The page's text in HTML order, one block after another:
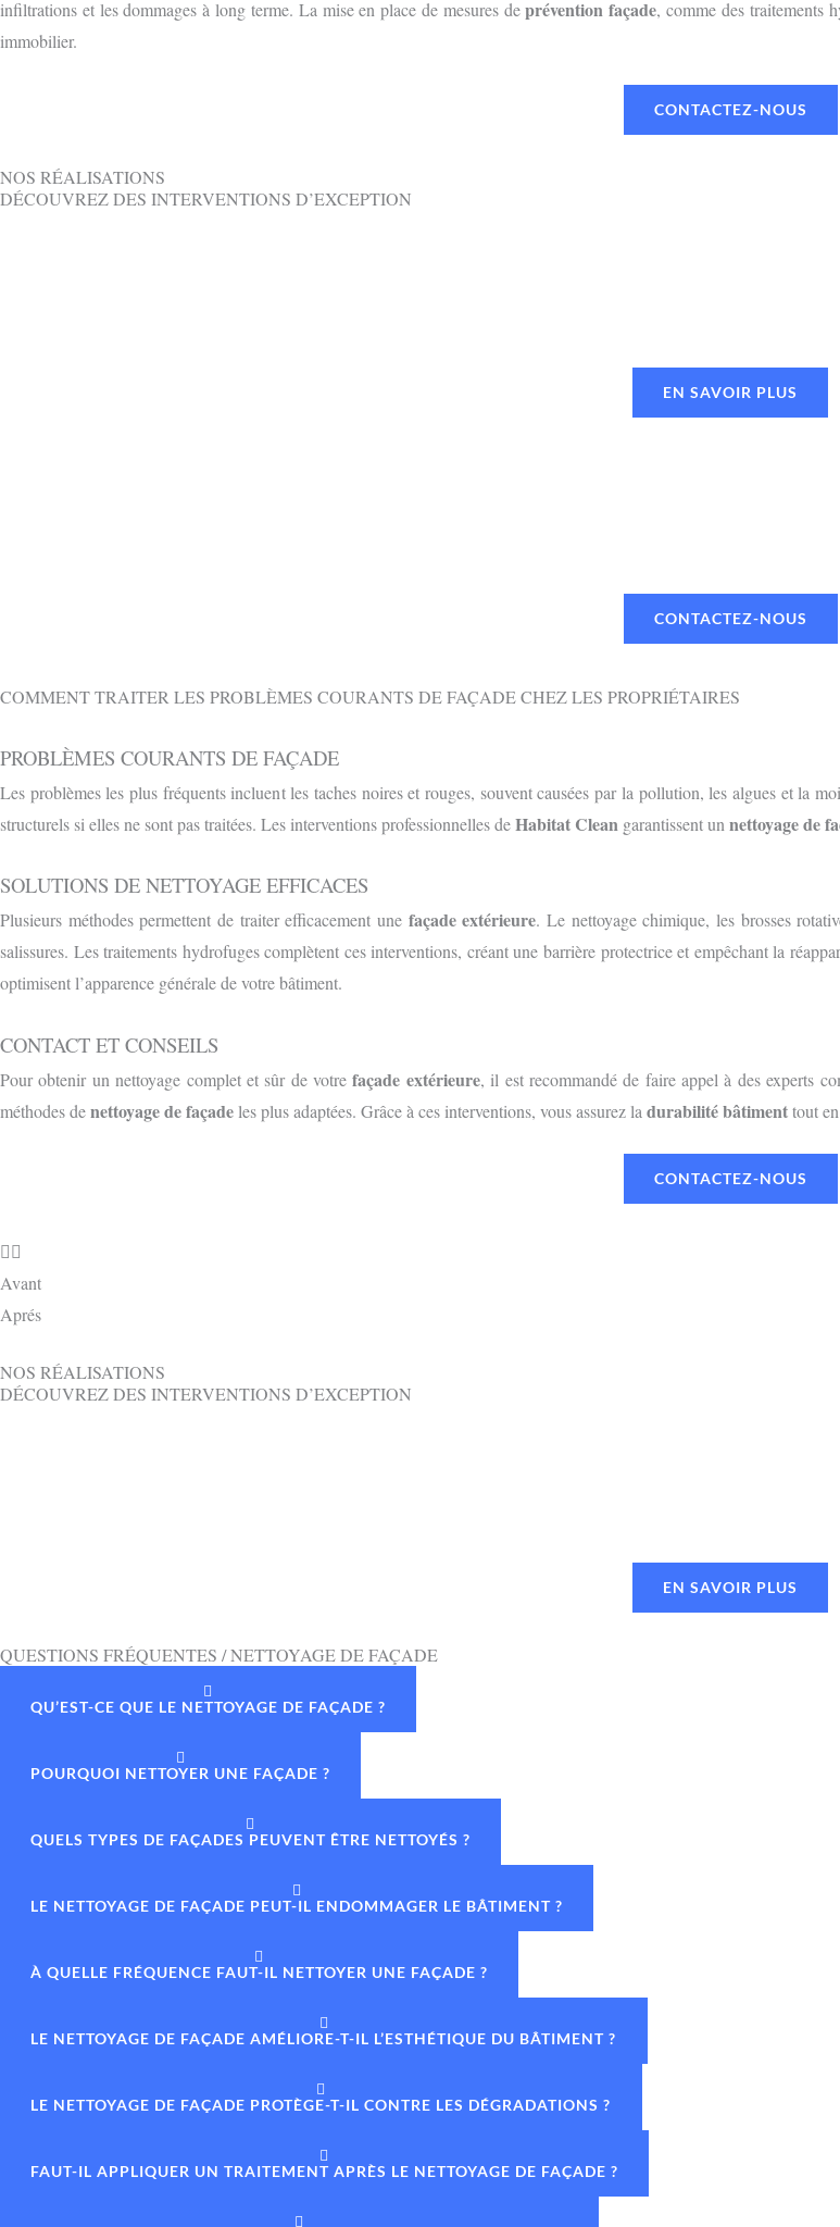
infiltrations et les dommages à long terme. La mise en place de mesures deprévention façade, comme des traitements
immobilier.
CONTACTEZ-NOUS
NOS RÉALISATIONS
DÉCOUVREZ DES INTERVENTIONS D’EXCEPTION
EN SAVOIR PLUS
CONTACTEZ-NOUS
COMMENT TRAITER LES PROBLÈMES COURANTS DE FAÇADE CHEZ LES PROPRIÉTAIRES
PROBLÈMES COURANTS DE FAÇADE
Les problèmes les plus fréquents incluent les taches noires et rouges, souvent causées par la pollution, les algues et la
structurels si elles ne sont pas traitées. Les interventions professionnelles deHabitat Clean garantissent un nettoyage de
SOLUTIONS DE NETTOYAGE EFFICACES
Plusieurs méthodes permettent de traiter efficacement une façade extérieure. Le nettoyage chimique, les brosses
salissures. Les traitements hydrofuges complètent ces interventions, créant une barrière protectrice et empêchant la
optimisent l’apparence générale de votre bâtiment.
CONTACT ET CONSEILS
Pour obtenir un nettoyage complet et sûr de votrefaçade extérieure, il est recommandé de faire appel à des experts
méthodes denettoyage de façadeles plus adaptées. Grâce à ces interventions, vous assurez la durabilité bâtimenttout
CONTACTEZ-NOUS
Avant
Aprés
NOS RÉALISATIONS
DÉCOUVREZ DES INTERVENTIONS D’EXCEPTION
EN SAVOIR PLUS
QUESTIONS FRÉQUENTES / NETTOYAGE DE FAÇADE
QU’EST-CE QUE LE NETTOYAGE DE FAÇADE ?
POURQUOI NETTOYER UNE FAÇADE ?
QUELS TYPES DE FAÇADES PEUVENT ÊTRE NETTOYÉS ?
LE NETTOYAGE DE FAÇADE PEUT-IL ENDOMMAGER LE BÂTIMENT ?
À QUELLE FRÉQUENCE FAUT-IL NETTOYER UNE FAÇADE ?
LE NETTOYAGE DE FAÇADE AMÉLIORE-T-IL L’ESTHÉTIQUE DU BÂTIMENT ?
LE NETTOYAGE DE FAÇADE PROTÈGE-T-IL CONTRE LES DÉGRADATIONS ?
FAUT-IL APPLIQUER UN TRAITEMENT APRÈS LE NETTOYAGE DE FAÇADE ?